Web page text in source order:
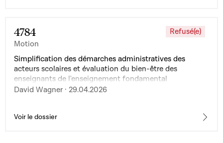
4784
Motion
Refusé(e)
Simplification des démarches administratives des
acteurs scolaires et évaluation du bien-être des
enseignants de l'enseignement fondamental
David Wagner · 29.04.2026
Voir le dossier